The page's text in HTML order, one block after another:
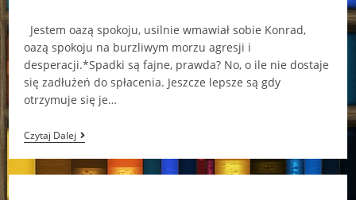
Jestem oazą spokoju, usilnie wmawiał sobie Konrad,
oazą spokoju na burzliwym morzu agresji i
desperacji.*Spadki są fajne, prawda? No, o ile nie dostaje
się zadłużeń do spłacenia. Jeszcze lepsze są gdy
otrzymuje się je…
Czytaj DalejOjoj,
Alleluja